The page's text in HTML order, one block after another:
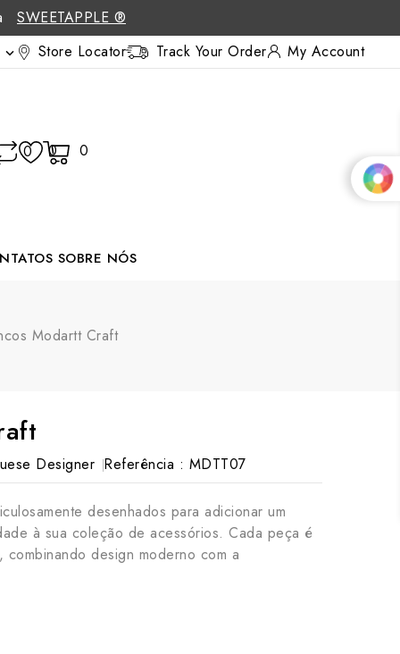
SWEETAPPLE ®
 Store Locator Track Your Order My Account
0 0 0
SOBRE NÓS
Modartt Craft
Designer Referência : MDTT07
desenhados para adicionar um
à sua coleção de acessórios. Cada peça é
design moderno com a